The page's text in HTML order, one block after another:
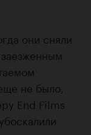
они сняли
не было,
End Films